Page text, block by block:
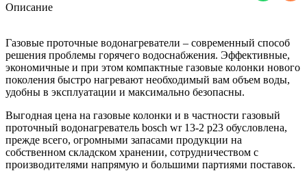
Описание
Газовые проточные водонагреватели – современный способ
решения проблемы горячего водоснабжения. Эффективные,
экономичные и при этом компактные газовые колонки нового
поколения быстро нагревают необходимый вам объем воды,
удобны в эксплуатации и максимально безопасны.
Выгодная цена на газовые колонки и в частности газовый
проточный водонагреватель bosch wr 13-2 p23 обусловлена,
прежде всего, огромными запасами продукции на
собственном складском хранении, сотрудничеством с
производителями напрямую и большими партиями поставок.